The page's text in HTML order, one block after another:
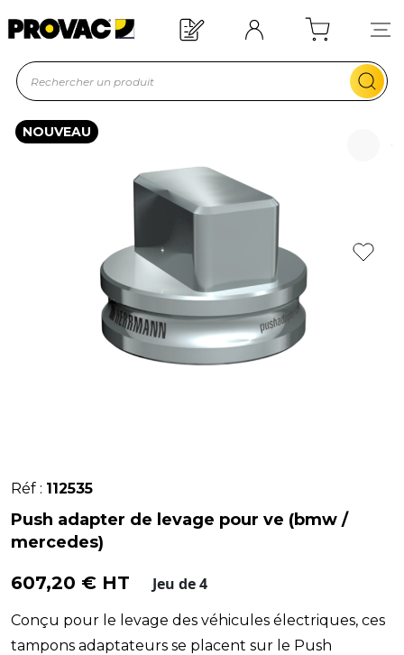
Offre de bienvenue : 20€ offerts !
En savoir plus
NOUVEAU
Réf : 112535
Push adapter de levage pour ve (bmw /
mercedes)
607,20 € HT Jeu de 4
Conçu pour le levage des véhicules électriques, ces
tampons adaptateurs se placent sur le Push